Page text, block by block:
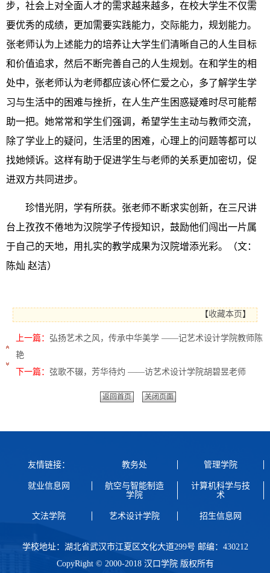
步，社会上对全面人才的需求越来越多，在校大学生不仅需
要优秀的成绩，更加需要实践能力，交际能力，规划能力。
张老师认为上述能力的培养让大学生们清晰自己的人生目标
和价值追求，然后不断完善自己的人生规划。在和学生的相
处中，张老师认为老师都应该心怀仁爱之心，多了解学生学
习与生活中的困难与挫折，在人生产生困惑疑难时尽可能帮
助一把。她常常和学生们强调，希望学生主动与教师交流，
除了学业上的疑问，生活里的困难，心理上的问题等都可以
找她倾诉。这样有助于促进学生与老师的关系更加密切，促
进双方共同进步。
珍惜光阴，学有所获。张老师不断求实创新，在三尺讲
台上孜孜不倦地为汉院学子传授知识，鼓励他们闯出一片属
于自己的天地，用扎实的教学成果为汉院增添光彩。（文：
陈灿 赵洁）
【收藏本页 】
上一篇： 弘扬艺术之风，传承中华美学 ——记艺术设计学院教师陈
艳
下一篇： 弦歌不辍，芳华待灼 ——访艺术设计学院胡碧昱老师
返回首页 关闭页面
友情链接： 教务处 管理学院
就业信息网
航空与智能制造
学院
计算机科学与技
术
文法学院 艺术设计学院 招生信息网
学校地址：湖北省武汉市江夏区文化大道299号 邮编：430212
CopyRight © 2000-2018 汉口学院 版权所有